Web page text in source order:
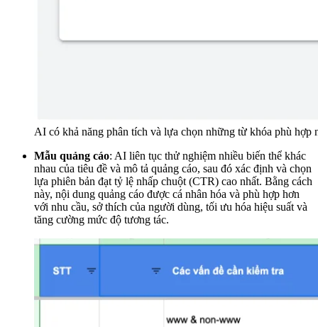
AI có khả năng phân tích và lựa chọn những từ khóa phù hợp
Mẫu quảng cáo: AI liên tục thử nghiệm nhiều biến thể khác
nhau của tiêu đề và mô tả quảng cáo, sau đó xác định và chọn
lựa phiên bản đạt tỷ lệ nhấp chuột (CTR) cao nhất. Bằng cách
này, nội dung quảng cáo được cá nhân hóa và phù hợp hơn
với nhu cầu, sở thích của người dùng, tối ưu hóa hiệu suất và
tăng cường mức độ tương tác.